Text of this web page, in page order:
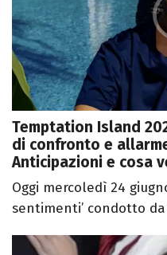
Temptation Island
di confronto e
Anticipazioni e cosa
Oggi mercoledì 24
sentimenti’ condotto da